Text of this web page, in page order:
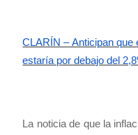
CLARÍN – Anticipan que
estaría por debajo del
La noticia de que la